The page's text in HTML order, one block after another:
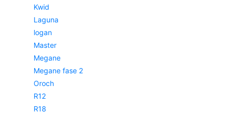
Kwid
Laguna
logan
Master
Megane
Megane fase 2
Oroch
R12
R18